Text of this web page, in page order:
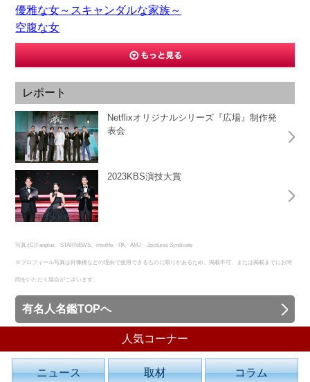
優雅な女～スキャンダルな家族～
空腹な女
レポート
Netflixオリジナルシリーズ『広場』制作発
表会
2023KBS演技大賞
写真:(C)Fanplus、STARNEWS、innolife、PA、AMJ、Jpictures Syndicate
※プロフィール写真は肖像権などの理由で使用できるものに限りがあるため、掲載不可、または掲載までにお時
間をいただく場合がございます。
有名人名鑑TOPへ
人気コーナー
ニュース 取材 コラム